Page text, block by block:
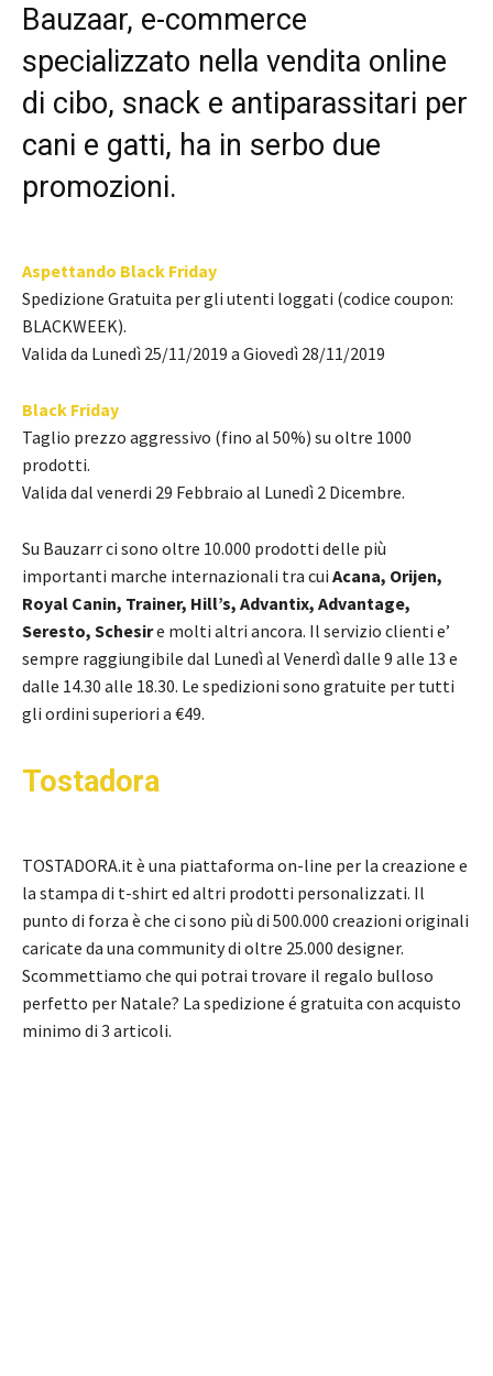
Bauzaar, e-commerce
specializzato nella vendita online
di cibo, snack e antiparassitari per
cani e gatti, ha in serbo due
promozioni.
Aspettando Black Friday
Spedizione Gratuita per gli utenti loggati (codice coupon:
BLACKWEEK).
Valida da Lunedì 25/11/2019 a Giovedì 28/11/2019
Black Friday
Taglio prezzo aggressivo (fino al 50%) su oltre 1000
prodotti.
Valida dal venerdi 29 Febbraio al Lunedì 2 Dicembre.
Su Bauzarr ci sono oltre 10.000 prodotti delle più
importanti marche internazionali tra cui Acana, Orijen,
Royal Canin, Trainer, Hill’s, Advantix, Advantage,
Seresto, Schesire molti altri ancora. Il servizio clienti e’
sempre raggiungibile dal Lunedì al Venerdì dalle 9 alle 13 e
dalle 14.30 alle 18.30. Le spedizioni sono gratuite per tutti
gli ordini superiori a €49.
Tostadora
TOSTADORA.it è una piattaforma on-line per la creazione e
la stampa di t-shirt ed altri prodotti personalizzati. Il
punto di forza è che ci sono più di 500.000 creazioni originali
caricate da una community di oltre 25.000 designer.
Scommettiamo che qui potrai trovare il regalo bulloso
perfetto per Natale? La spedizione é gratuita con acquisto
minimo di 3 articoli.